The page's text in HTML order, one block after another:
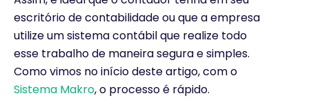
escritório de contabilidade ou que a empresa
utilize um sistema contábil que realize todo
esse trabalho de maneira segura e simples.
Como vimos no início deste artigo, com o
Sistema Makro, o processo é rápido.